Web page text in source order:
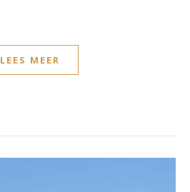
LEES MEER